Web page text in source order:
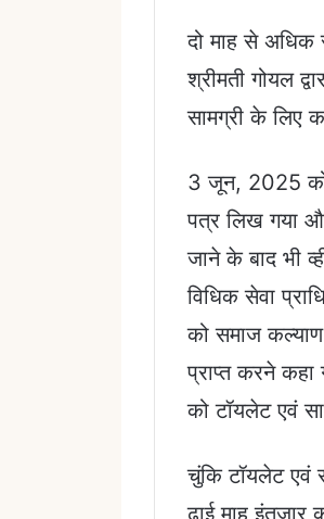
दो माह से अधिक
श्रीमती गोयल
सामग्री के लिए
3 जून, 2025 को
पत्र लिख गया
जाने के बाद भी
विधिक सेवा
को समाज कल्याण
प्राप्त करने
को टॉयलेट एवं
चुंकि टॉयलेट एवं
ढाई माह